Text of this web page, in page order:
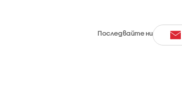
Последвайте ни